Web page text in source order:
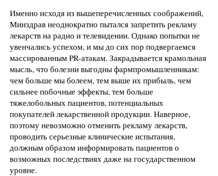
Именно исходя из вышеперечисленных соображений,
Минздрав неоднократно пытался запретить рекламу
лекарств на радио и телевидении. Однако попытки не
увенчались успехом, и мы до сих пор подвергаемся
массированным PR-атакам. Закрадывается крамольная
мысль, что болезни выгодны фармпромышленникам:
чем больше мы болеем, тем выше их прибыль, чем
сильнее побочные эффекты, тем больше
тяжелобольных пациентов, потенциальных
покупателей лекарственной продукции. Наверное,
поэтому невозможно отменить рекламу лекарств,
проводить серьезные клинические испытания,
должным образом информировать пациентов о
возможных последствиях даже на государственном
уровне.